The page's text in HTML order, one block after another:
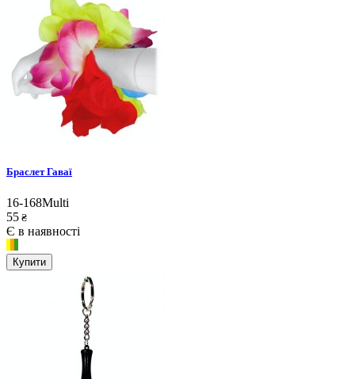
Браслет Гаваї
16-168Multi
55 ₴
Є в наявності
Купити